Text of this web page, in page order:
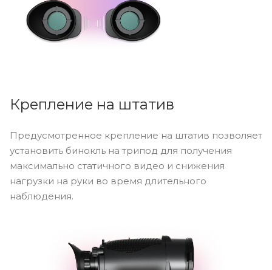
Крепление на штатив
Предусмотренное крепление на штатив позволяет
установить бинокль на трипод для получения
максимально статичного видео и снижения
нагрузки на руки во время длительного
наблюдения.